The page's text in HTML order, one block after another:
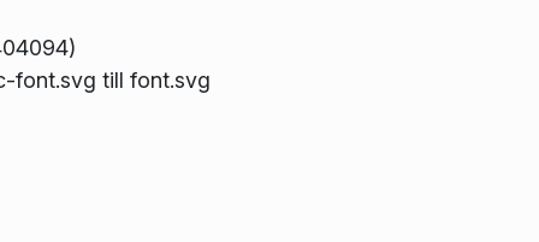
font.svg till font.svg